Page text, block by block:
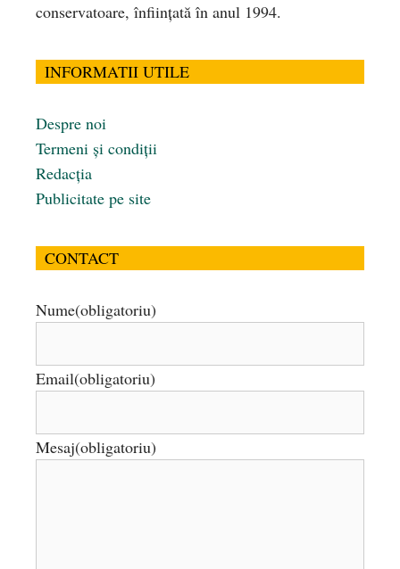
conservatoare, înfiinţată în anul 1994.
INFORMATII UTILE
Despre noi
Termeni și condiții
Redacția
Publicitate pe site
CONTACT
Nume(obligatoriu)
Email(obligatoriu)
Mesaj(obligatoriu)